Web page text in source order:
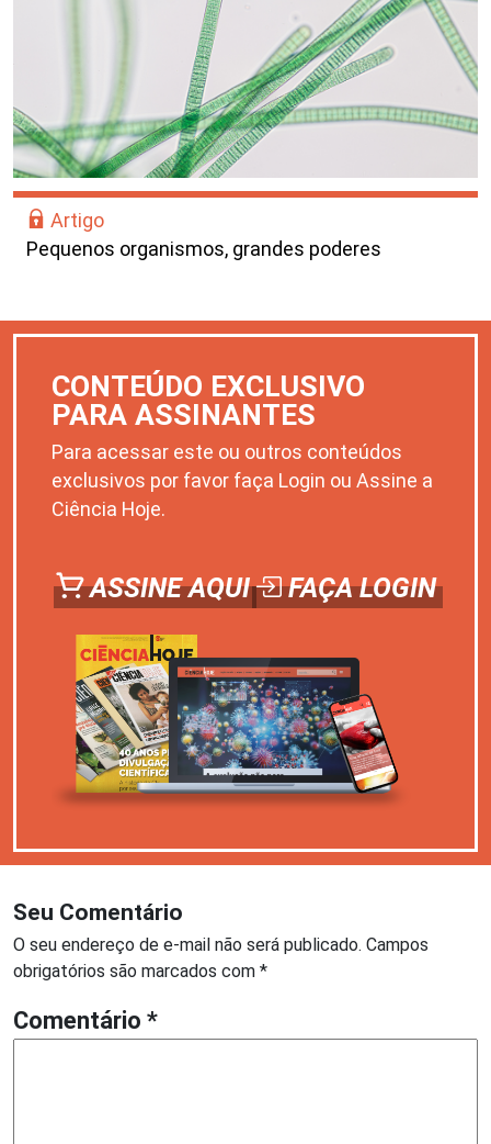
Artigo
Pequenos organismos, grandes poderes
CONTEÚDO EXCLUSIVO
PARA ASSINANTES
Para acessar este ou outros conteúdos
exclusivos por favor faça Login ou Assine a
Ciência Hoje.
ASSINE AQUI FAÇA LOGIN
Seu Comentário
O seu endereço de e-mail não será publicado. Campos
obrigatórios são marcados com *
Comentário *